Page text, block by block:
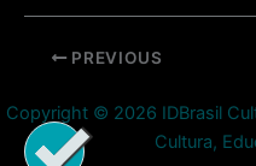
Post
PREVIOUS
Copyright © 2026 IDBrasil
Cultura,